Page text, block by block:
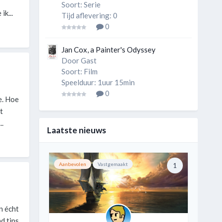
Hoe
écht
Soort: Serie
Tijd aflevering: 0
0
Jan Cox, a Painter's Odyssey
Door Gast
Soort: Film
Speelduur: 1uur 15min
0
Laatste nieuws
Aanbevolen Vastgemaakt 1